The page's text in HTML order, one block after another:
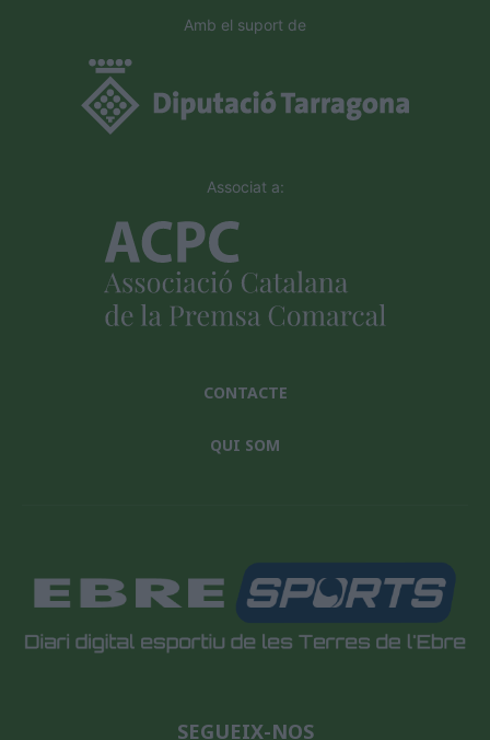
Amb el suport de
Associat a:
CONTACTE
QUI SOM
SEGUEIX-NOS